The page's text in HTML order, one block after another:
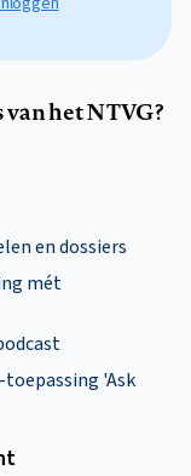
het NTVG?
en dossiers
mét
toepassing 'Ask